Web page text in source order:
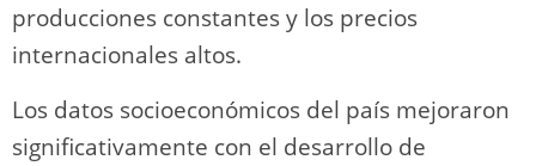
producciones constantes y los precios
internacionales altos.
Los datos socioeconómicos del país mejoraron
significativamente con el desarrollo de